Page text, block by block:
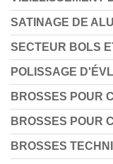
SATINAGE DE
SECTEUR BOLS
POLISSAGE
BROSSES POUR
BROSSES POUR
BROSSES